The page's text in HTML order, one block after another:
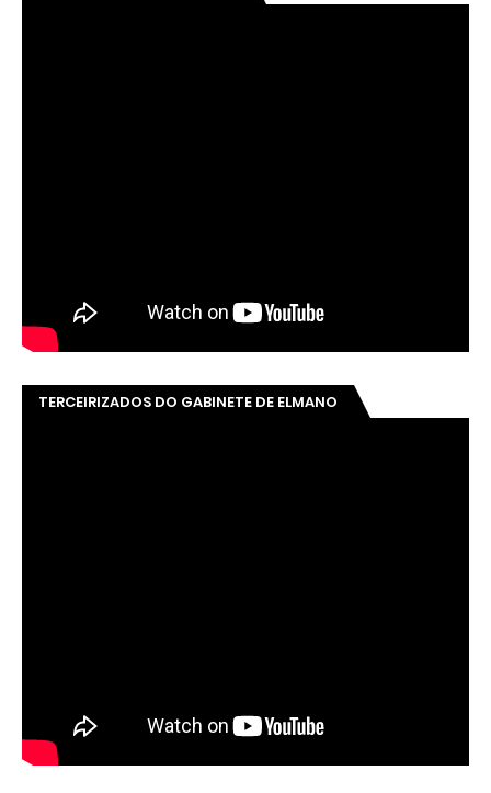
TERCEIRIZADOS DO GABINETE DE ELMANO